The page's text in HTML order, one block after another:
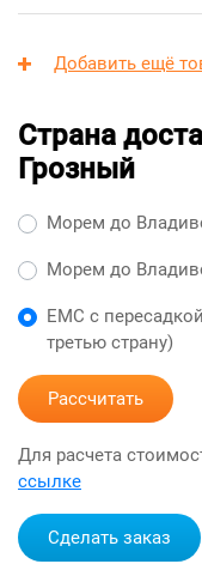
Добавить ещё
Страна
Грозный
Морем до
Морем до
ЕМС с
третью страну)
Рассчитать
Для расчета
ссылке
Сделать заказ